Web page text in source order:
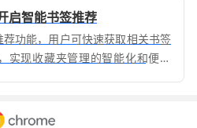
启智能书签推荐
功能，用户可快速获取相关书签
实现收藏夹管理的智能化和便捷